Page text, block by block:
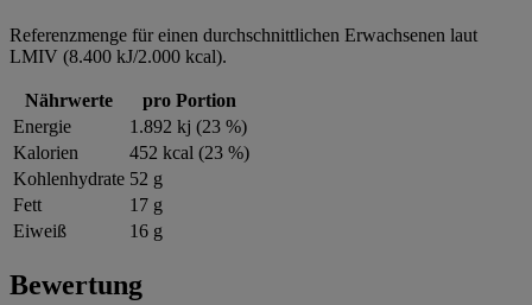
Referenzmenge für einen durchschnittlichen Erwachsenen laut
LMIV (8.400 kJ/2.000 kcal).
Nährwerte
pro Portion
Energie
1.892 kj (23 %)
Kalorien
452 kcal (23 %)
Kohlenhydrate 52 g
Fett
17 g
Eiweiß
16 g
Bewertung